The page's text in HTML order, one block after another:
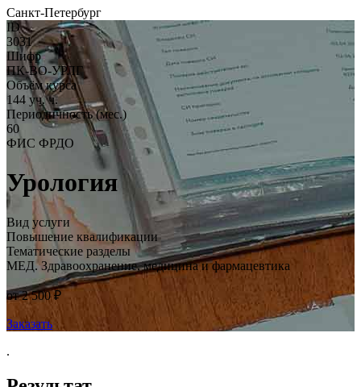
Санкт-Петербург
ID
3031
Шифр
ПК-ВО-УРЛГ
Объём курса
144 уч. ч.
Периодичность (мес.)
60
ФИС ФРДО
Урология
Вид услуги
Повышение квалификации
Тематические разделы
МЕД. Здравоохранение, медицина и фармацевтика
от 2 500 ₽
Заказать
.